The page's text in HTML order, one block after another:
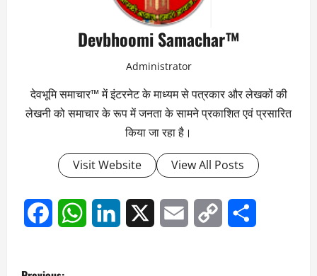
Devbhoomi Samachar™
Administrator
देवभूमि समाचार™ में इंटरनेट के माध्यम से पत्रकार और लेखकों की
लेखनी को समाचार के रूप में जनता के सामने प्रकाशित एवं प्रसारित
किया जा रहा है।
Visit Website View All Posts
FacebookWhatsAppLinkedIn Email
Copy
P